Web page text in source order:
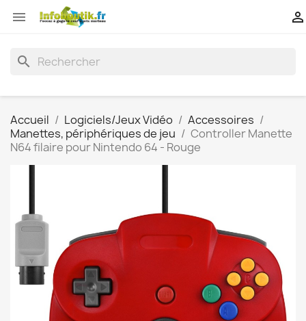
 
search
Accueil Logiciels/Jeux Vidéo
Accessoires
Manettes, périphériques de jeu
Controller Manette
N64 filaire pour Nintendo 64 - Rouge